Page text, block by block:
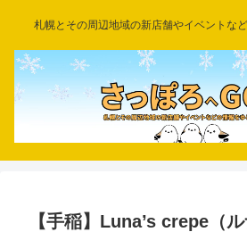
札幌とその周辺地域の新店舗やイベントな
【手稲】Luna’s crepe（